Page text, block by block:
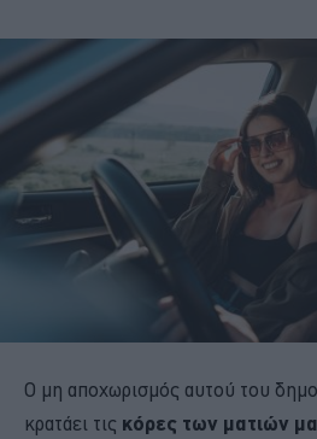
O μη αποχωρισμός αυτού του
κρατάει τις κόρες των ματιών